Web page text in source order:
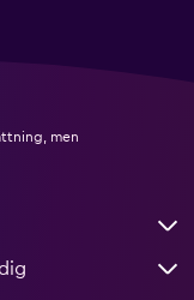
men